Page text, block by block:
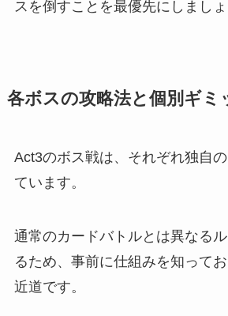
スを倒すことを最優先にしましょ
各ボスの攻略法と個別ギミ
Act3のボス戦は、それぞれ独自
ています。
通常のカードバトルとは異なる
るため、事前に仕組みを知って
近道です。